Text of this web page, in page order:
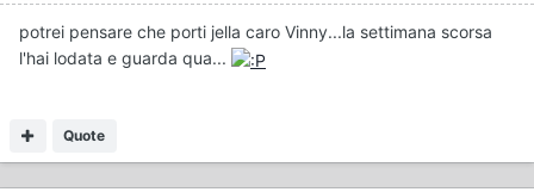
potrei pensare che porti jella caro Vinny...la settimana scorsa
l'hai lodata e guarda qua...
Quote